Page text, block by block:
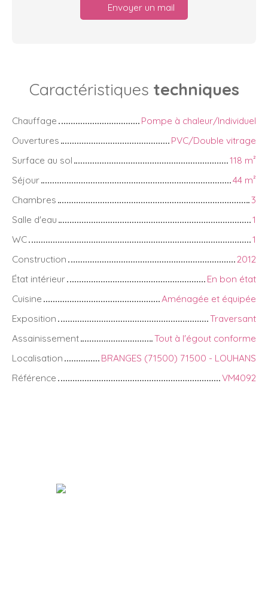
Envoyer un mail
Caractéristiques techniques
Chauffage
Pompe à chaleur/Individuel
Ouvertures
PVC/Double vitrage
Surface au sol
118 m²
Séjour
44 m²
Chambres
3
Salle d'eau
1
WC
1
Construction
2012
État intérieur
En bon état
Cuisine
Aménagée et équipée
Exposition
Traversant
Assainissement
Tout à l'égout conforme
Localisation
BRANGES (71500) 71500 - LOUHANS
Référence
VM4092